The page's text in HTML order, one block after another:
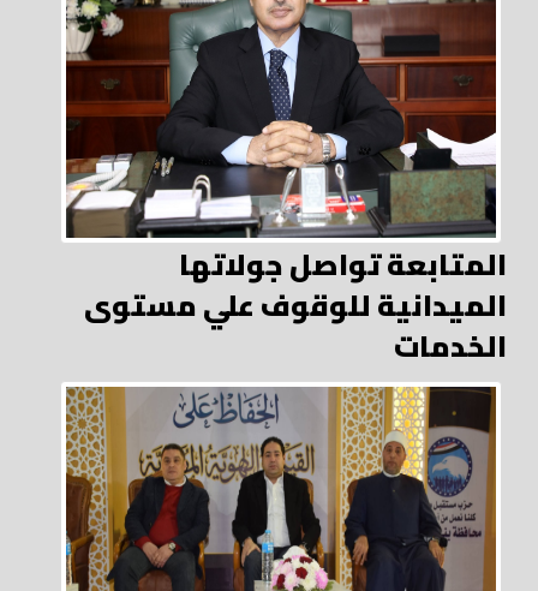
المتابعة تواصل جولاتها
الميدانية للوقوف علي مستوى
الخدمات